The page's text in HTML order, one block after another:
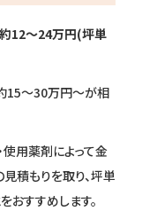
約12〜24万円(坪単
15〜30万円〜が相
使用薬剤によって金
積もりを取り、坪単
おすすめします。